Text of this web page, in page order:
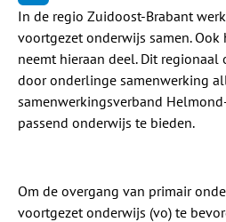
In de regio Zuidoost-Brabant
voortgezet onderwijs samen. Ook
neemt hieraan deel. Dit regionaal
door onderlinge samenwerking
samenwerkingsverband
passend onderwijs te bieden.
Om de overgang van primair
voortgezet onderwijs (vo) te